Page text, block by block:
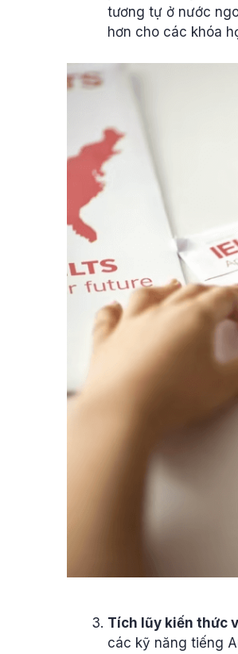
tương tự ở nước
hơn cho các khóa
Tích lũy kiến thức
các kỹ năng tiếng